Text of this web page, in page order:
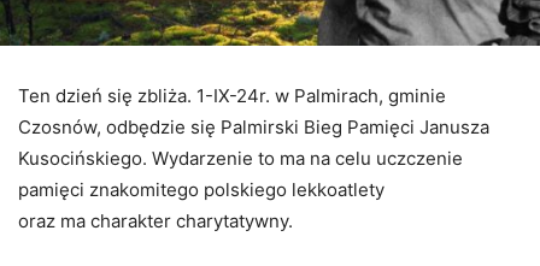
Ten dzień się zbliża. 1-IX-24r. w Palmirach, gminie
Czosnów, odbędzie się Palmirski Bieg Pamięci Janusza
Kusocińskiego. Wydarzenie to ma na celu uczczenie
pamięci znakomitego polskiego lekkoatlety
oraz ma charakter charytatywny.